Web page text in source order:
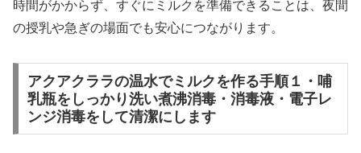
時間がかからず、すぐにミルクを準備できることは、夜間
の授乳や急ぎの場面でも安心につながります。
アクアクララの温水でミルクを作る手順１・哺
乳瓶をしっかり洗い煮沸消毒・消毒液・電子レ
ンジ消毒をして清潔にします